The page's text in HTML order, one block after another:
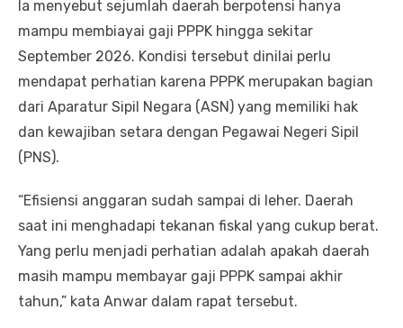
Ia menyebut sejumlah daerah berpotensi hanya
mampu membiayai gaji PPPK hingga sekitar
September 2026. Kondisi tersebut dinilai perlu
mendapat perhatian karena PPPK merupakan bagian
dari Aparatur Sipil Negara (ASN) yang memiliki hak
dan kewajiban setara dengan Pegawai Negeri Sipil
(PNS).
“Efisiensi anggaran sudah sampai di leher. Daerah
saat ini menghadapi tekanan fiskal yang cukup berat.
Yang perlu menjadi perhatian adalah apakah daerah
masih mampu membayar gaji PPPK sampai akhir
tahun,” kata Anwar dalam rapat tersebut.